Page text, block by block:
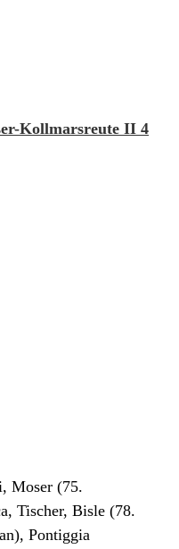
Kollmarsreute II 4
Moser (75.
Tischer, Bisle (78.
Pontiggia